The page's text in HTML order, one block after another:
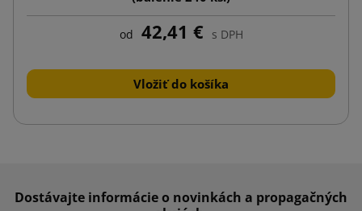
od 42,41 € s DPH
Vložiť do košíka
Dostávajte informácie o novinkách a propagačných